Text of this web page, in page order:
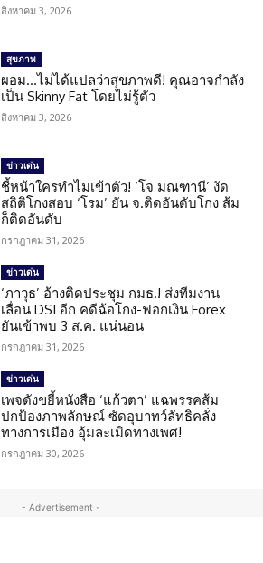
สิงหาคม 3, 2026
สุขภาพ
ผอม…ไม่ได้แปลว่าสุขภาพดี! คุณอาจกำลัง
เป็น Skinny Fat โดยไม่รู้ตัว
สิงหาคม 3, 2026
ข่าวเด่น
ชี้หน้าใครทำไมเข้าตัว! ‘โจ มณฑานี’ งัด
สถิติโกงสอบ ‘โรม’ ยัน จ.ติดอันดับโกง ส้ม
ก็ติดอันดับ
กรกฎาคม 31, 2026
ข่าวเด่น
‘ภาวุธ’ อ้างติดประชุม กมธ.! ส่งทีมงาน
เลื่อน DSI อีก คดีฉ้อโกง-ฟอกเงิน Forex
ยันเข้าพบ 3 ส.ค. แน่นอน
กรกฎาคม 31, 2026
ข่าวเด่น
เพจดังขยี้หนังสือ ‘แก้วตา’ แฉพรรคส้ม
ปกป้องภาพลักษณ์ ซัดอุบาทว์ลัทธิคลั่ง
ทางการเมือง อุ้มละเมิดทางเพศ!
กรกฎาคม 30, 2026
- Advertisement -